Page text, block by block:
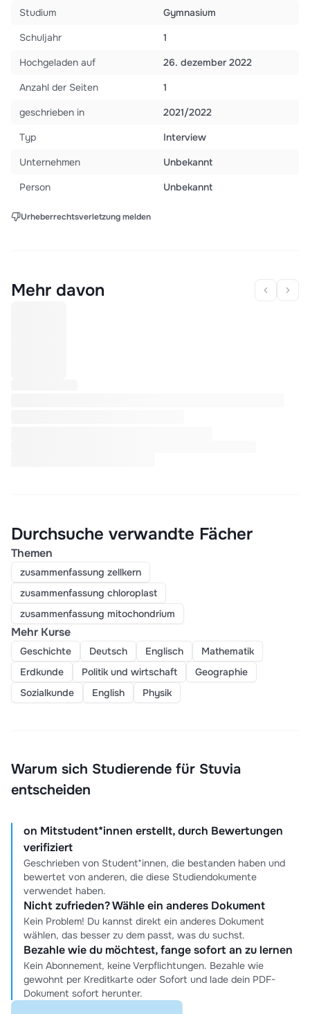
Studium
Gymnasium
Schuljahr
1
Hochgeladen auf
26. dezember 2022
Anzahl der Seiten
1
geschrieben in
2021/2022
Typ
Interview
Unternehmen
Unbekannt
Person
Unbekannt
Urheberrechtsverletzung melden
Mehr davon
Durchsuche verwandte Fächer
Themen
zusammenfassung zellkern
zusammenfassung chloroplast
zusammenfassung mitochondrium
Mehr Kurse
Geschichte Deutsch Englisch
Mathematik
Erdkunde
Politik und wirtschaft
Geographie
Sozialkunde
English Physik
Warum sich Studierende für Stuvia
entscheiden
on Mitstudent*innen erstellt, durch Bewertungen
verifiziert
Geschrieben von Student*innen, die bestanden haben und
bewertet von anderen, die diese Studiendokumente
verwendet haben.
Nicht zufrieden? Wähle ein anderes Dokument
Kein Problem! Du kannst direkt ein anderes Dokument
wählen, das besser zu dem passt, was du suchst.
Bezahle wie du möchtest, fange sofort an zu lernen
Kein Abonnement, keine Verpflichtungen. Bezahle wie
gewohnt per Kreditkarte oder Sofort und lade dein PDF-
Dokument sofort herunter.